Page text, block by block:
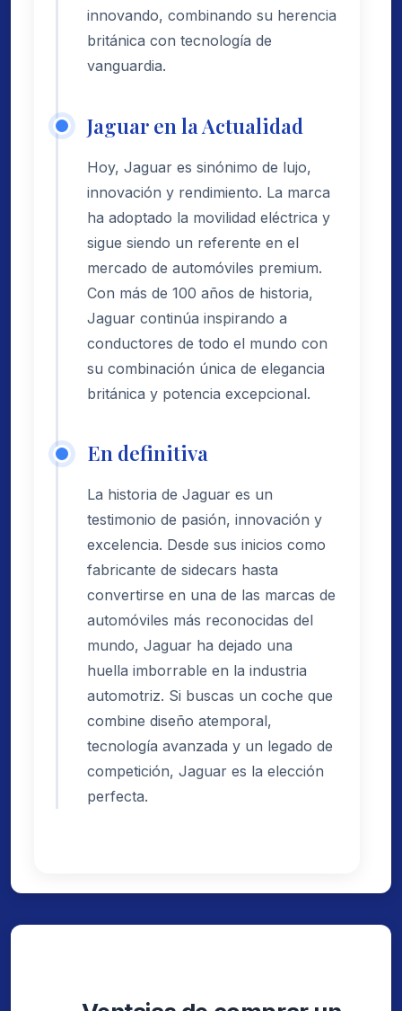
innovando, combinando su herencia
británica con tecnología de
vanguardia.
Jaguar en la Actualidad
Hoy, Jaguar es sinónimo de lujo,
innovación y rendimiento. La marca
ha adoptado la movilidad eléctrica y
sigue siendo un referente en el
mercado de automóviles premium.
Con más de 100 años de historia,
Jaguar continúa inspirando a
conductores de todo el mundo con
su combinación única de elegancia
británica y potencia excepcional.
En definitiva
La historia de Jaguar es un
testimonio de pasión, innovación y
excelencia. Desde sus inicios como
fabricante de sidecars hasta
convertirse en una de las marcas de
automóviles más reconocidas del
mundo, Jaguar ha dejado una
huella imborrable en la industria
automotriz. Si buscas un coche que
combine diseño atemporal,
tecnología avanzada y un legado de
competición, Jaguar es la elección
perfecta.